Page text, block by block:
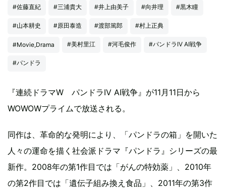
#佐藤直紀 #三浦貴大 #井上由美子 #向井理 #黒木瞳
#山本耕史 #原田泰造 #渡部篤郎 #村上正典
#Movie,Drama #美村里江 #河毛俊作 #パンドラIV AI戦争
#パンドラ
『連続ドラマW パンドラIV AI戦争』が11月11日から
WOWOWプライムで放送される。
同作は、革命的な発明により、「パンドラの箱」を開いた
人々の運命を描く社会派ドラマ『パンドラ』シリーズの最
新作。2008年の第1作目では「がんの特効薬」、2010年
の第2作目では「遺伝子組み換え食品」、2011年の第3作